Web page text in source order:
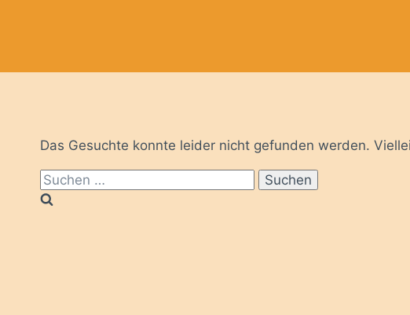
Das Gesuchte konnte leider nicht gefunden werden.
Suchen
nach: